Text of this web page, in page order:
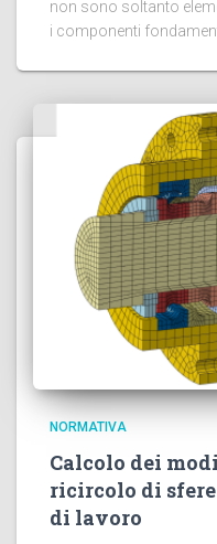
non sono soltanto
i componenti
NORMATIVA
Calcolo dei
ricircolo di sfere
di lavoro